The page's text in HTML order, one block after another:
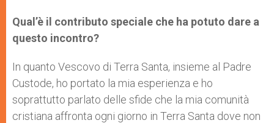
Qual’è il contributo speciale che ha potuto dare a
questo incontro?
In quanto Vescovo di Terra Santa, insieme al Padre
Custode, ho portato la mia esperienza e ho
soprattutto parlato delle sfide che la mia comunità
cristiana affronta ogni giorno in Terra Santa dove non